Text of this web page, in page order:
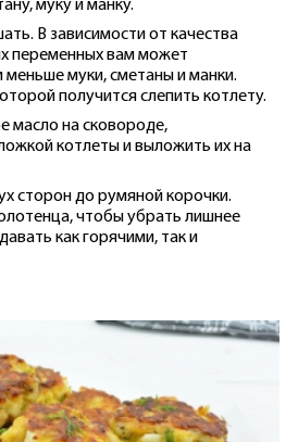
муку и манку.
В зависимости от качества
переменных вам может
муки, сметаны и манки.
получится слепить котлету.
масло на сковороде,
котлеты и выложить их на
сторон до румяной корочки.
чтобы убрать лишнее
как горячими, так и